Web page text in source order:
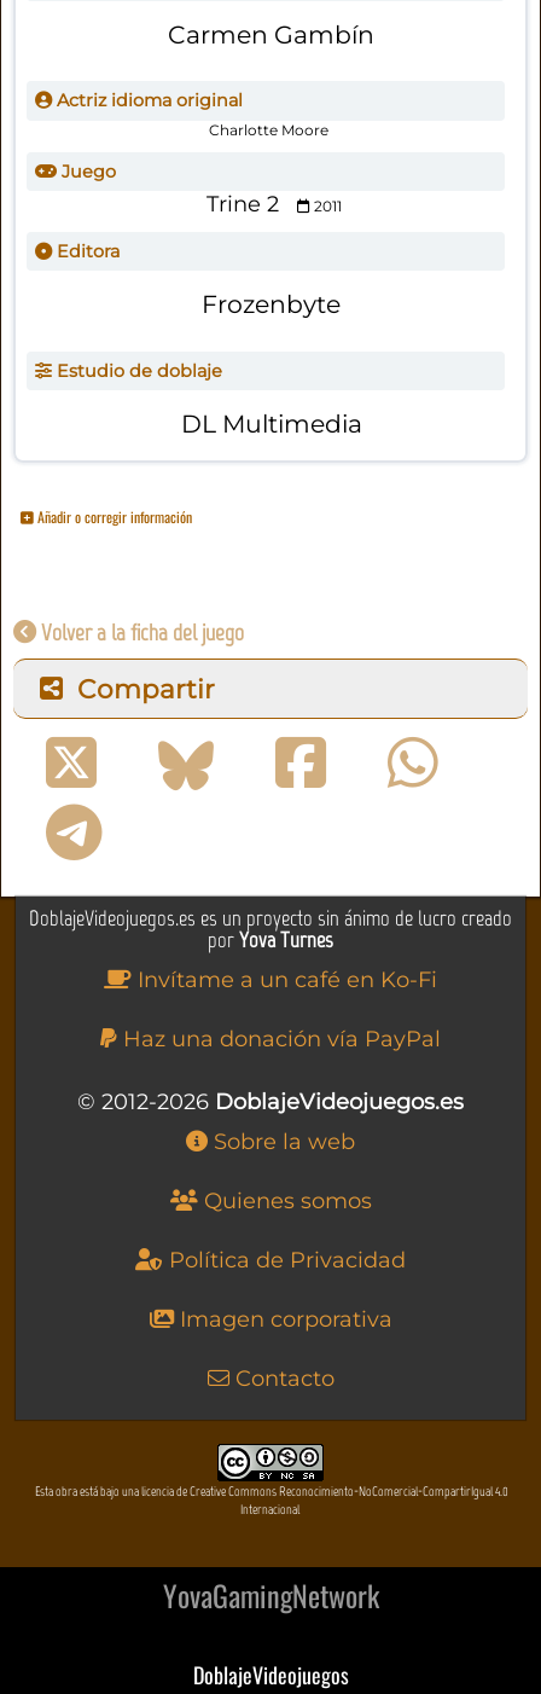
Carmen Gambín
Actriz idioma original
Charlotte Moore
Juego
Trine 2 2011
Editora
Frozenbyte
Estudio de doblaje
DL Multimedia
Añadir o corregir información
Volver a la ficha del juego
Compartir
DoblajeVideojuegos.es es un proyecto sin ánimo de lucro creado
porYova Turnes
Invítame a un café en Ko-Fi
Haz una donación vía PayPal
© 2012-2026 DoblajeVideojuegos.es
Sobre la web
Quienes somos
Política de Privacidad
Imagen corporativa
Contacto
Esta obra está bajo una licencia de Creative Commons Reconocimiento-NoComercial-CompartirIgual 4.0
Internacional
YovaGamingNetwork
DoblajeVideojuegos